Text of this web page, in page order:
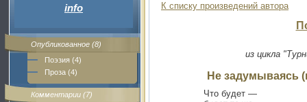
info
Опубликованное (8)
Поэзия (4)
Проза (4)
Комментарии (7)
К списку произведений автора
из цикла
Не задумываясь
Что будет —